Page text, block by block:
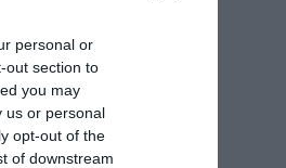
personal or
out section to
you may
us or personal
opt-out of the
of downstream